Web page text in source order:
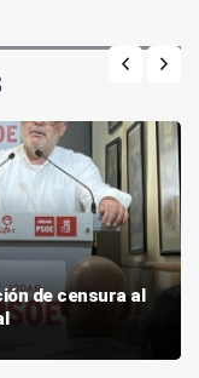
de censura al